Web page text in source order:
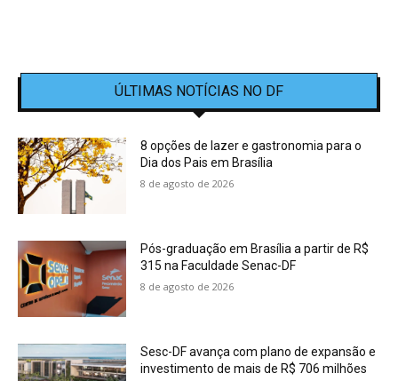
ÚLTIMAS NOTÍCIAS NO DF
8 opções de lazer e gastronomia para o
Dia dos Pais em Brasília
8 de agosto de 2026
Pós-graduação em Brasília a partir de R$
315 na Faculdade Senac-DF
8 de agosto de 2026
Sesc-DF avança com plano de expansão e
investimento de mais de R$ 706 milhões